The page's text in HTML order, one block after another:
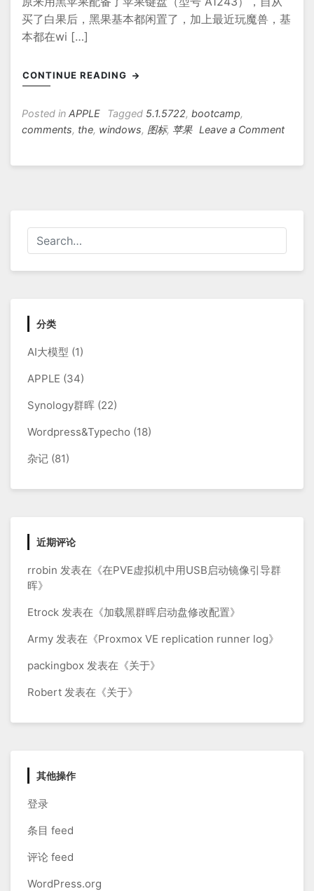
置
买了白果后，黑果基本都闲置了，加上最近玩魔兽，基
本都在wi […]
CONTINUE READING
Posted in APPLE Tagged 5.1.5722, bootcamp,
comments, the, windows, 图标, 苹果 Leave a Commenton
用
键
盘
分类
AI大模型 (1)
APPLE (34)
Synology群晖 (22)
Wordpress&Typecho (18)
杂记 (81)
近期评论
rrobin 发表在《在PVE虚拟机中用USB启动镜像引导群
晖》
Etrock 发表在《加载黑群晖启动盘修改配置》
Army 发表在《Proxmox VE replication runner log》
packingbox 发表在《关于》
Robert 发表在《关于》
其他操作
登录
条目 feed
评论 feed
WordPress.org